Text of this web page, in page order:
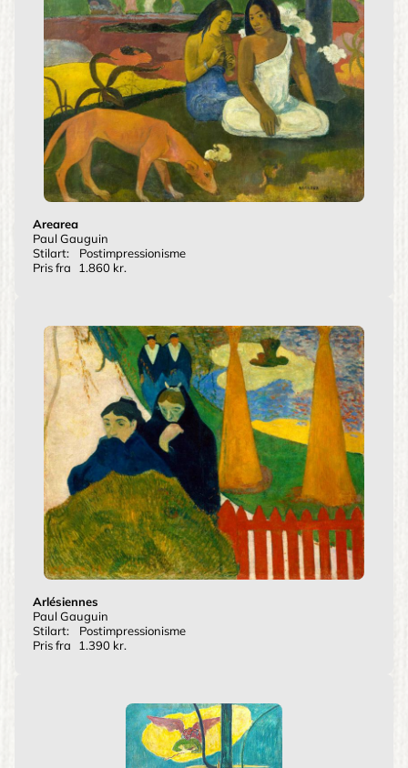
Arearea
Paul Gauguin
Stilart:
Postimpressionisme
Pris fra
1.860 kr.
Arlésiennes
Paul Gauguin
Stilart:
Postimpressionisme
Pris fra
1.390 kr.